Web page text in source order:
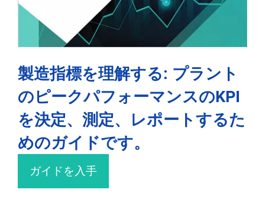
製造指標を理解する: プラント
のピークパフォーマンスのKPI
を決定、測定、レポートするた
めのガイドです。
ガイドを入手